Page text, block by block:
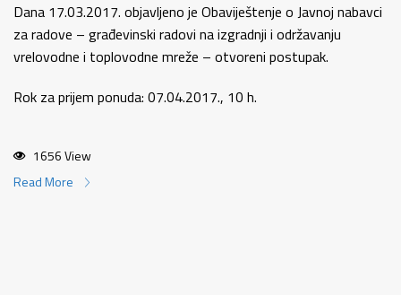
Dana 17.03.2017. objavljeno je Obaviještenje o Javnoj nabavci
za radove – građevinski radovi na izgradnji i održavanju
vrelovodne i toplovodne mreže – otvoreni postupak.
Rok za prijem ponuda: 07.04.2017., 10 h.
1656 View
Read More